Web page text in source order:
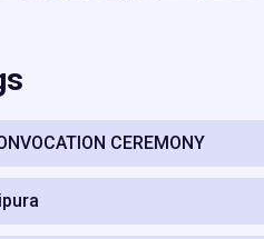
CEREMONY